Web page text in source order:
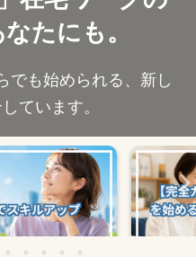
たにも。
でも始められる、新し
ています。